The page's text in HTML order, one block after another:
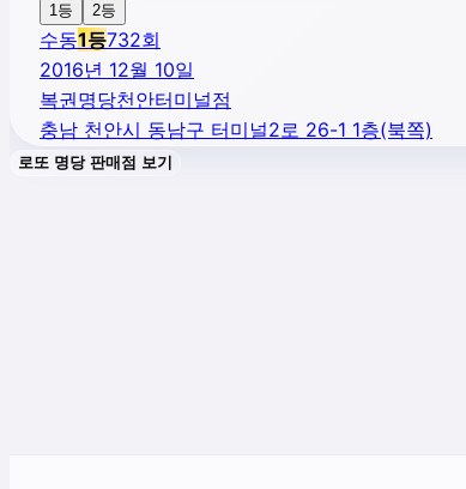
1등 2등
수동1등732회
2016년 12월 10일
복권명당천안터미널점
충남 천안시 동남구 터미널2로 26-1 1층(북쪽)
로또 명당 판매점 보기